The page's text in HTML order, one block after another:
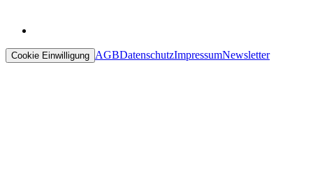
Cookie Einwilligung AGBDatenschutzImpressumNewsletter